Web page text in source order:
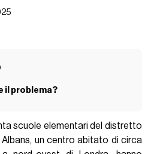
il problema?
scuole elementari del distretto
un centro abitato di circa